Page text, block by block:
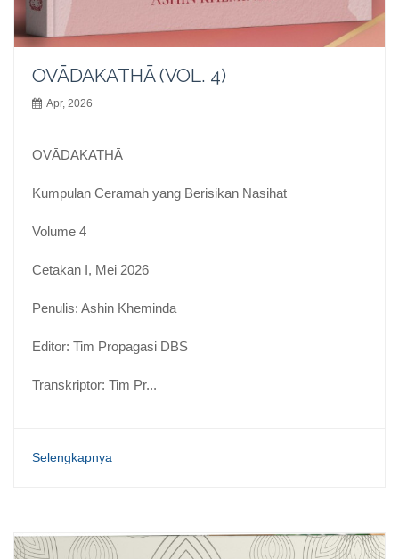
OVĀDAKATHĀ (VOL. 4)
Apr, 2026
OVĀDAKATHĀ
Kumpulan Ceramah yang Berisikan Nasihat
Volume 4
Cetakan I, Mei 2026
Penulis: Ashin Kheminda
Editor: Tim Propagasi DBS
Transkriptor: Tim Pr...
Selengkapnya